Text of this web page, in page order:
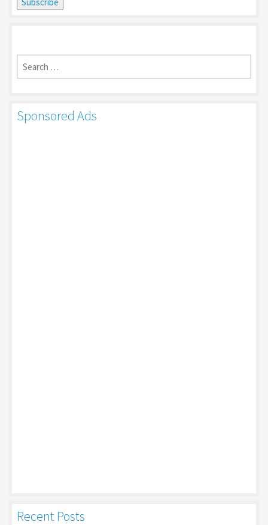
Search
for:
Sponsored Ads
Recent Posts